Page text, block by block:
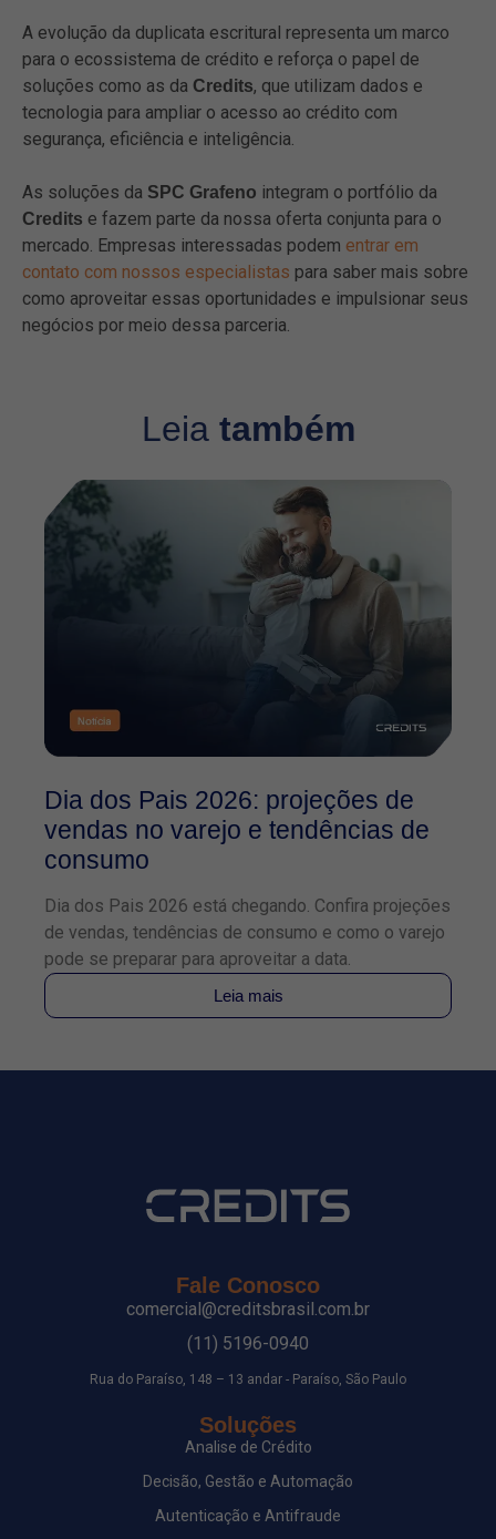
A evolução da duplicata escritural representa um marco
para o ecossistema de crédito e reforça o papel de
soluções como as da Credits, que utilizam dados e
tecnologia para ampliar o acesso ao crédito com
segurança, eficiência e inteligência.
As soluções da SPC Grafeno integram o portfólio da
Credits e fazem parte da nossa oferta conjunta para o
mercado. Empresas interessadas podem entrar em
contato com nossos especialistas para saber mais sobre
como aproveitar essas oportunidades e impulsionar seus
negócios por meio dessa parceria.
Leia também
Dia dos Pais 2026: projeções de
vendas no varejo e tendências de
consumo
Dia dos Pais 2026 está chegando. Confira projeções
de vendas, tendências de consumo e como o varejo
pode se preparar para aproveitar a data.
Leia mais
Fale Conosco
comercial@creditsbrasil.com.br
(11) 5196-0940
Rua do Paraíso, 148 – 13 andar - Paraíso, São Paulo
Soluções
Analise de Crédito
Decisão, Gestão e Automação
Autenticação e Antifraude